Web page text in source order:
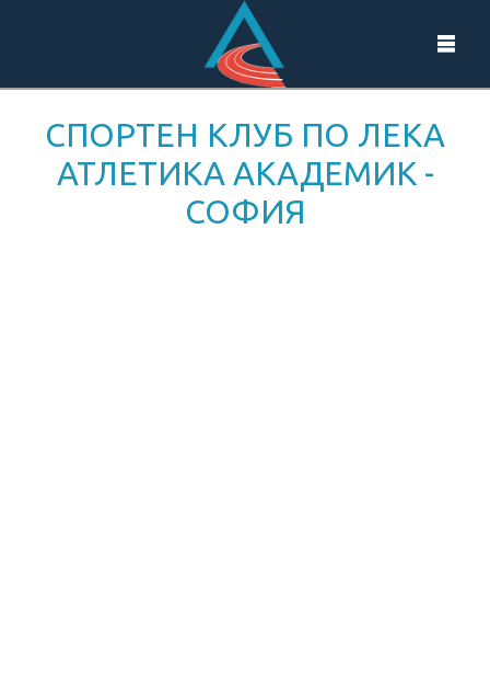
СПОРТЕН КЛУБ ПО ЛЕКА
АТЛЕТИКА АКАДЕМИК -
СОФИЯ